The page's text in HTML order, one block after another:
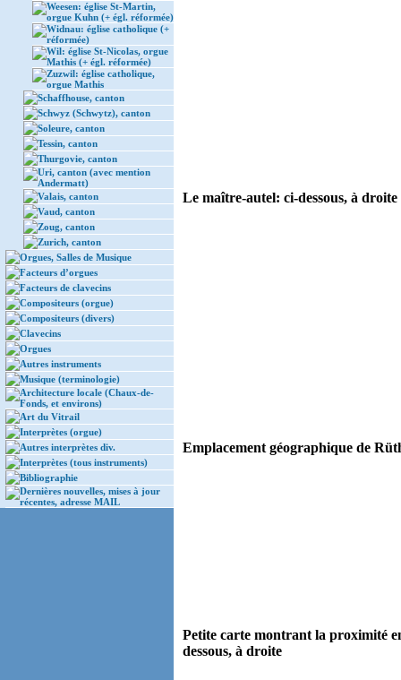
Weesen: église St-Martin,
orgue Kuhn (+ égl. réformée)
Widnau: église catholique (+
réformée)
Wil: église St-Nicolas, orgue
Mathis (+ égl. réformée)
Zuzwil: église catholique,
orgue Mathis
Schaffhouse, canton
Schwyz (Schwytz), canton
Soleure, canton
Tessin, canton
Thurgovie, canton
Uri, canton (avec mention
Andermatt)
Valais, canton
Vaud, canton
Zoug, canton
Zurich, canton
Orgues, Salles de Musique
Facteurs d’orgues
Facteurs de clavecins
Compositeurs (orgue)
Compositeurs (divers)
Clavecins
Orgues
Autres instruments
Musique (terminologie)
Architecture locale (Chaux-de-
Fonds, et environs)
Art du Vitrail
Interprètes (orgue)
Autres interprètes div.
Interprètes (tous instruments)
Bibliographie
Dernières nouvelles, mises à jour
récentes, adresse MAIL
Le maître-autel: ci-dessous, à droite
Emplacement géographique de
Petite carte montrant la proximité
dessous, à droite